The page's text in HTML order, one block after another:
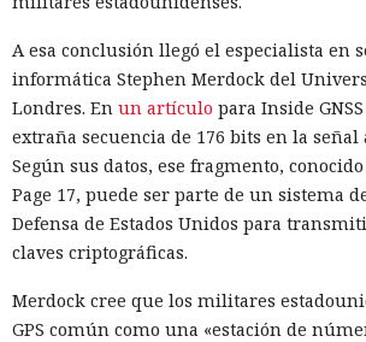
A esa conclusión llegó el especialista en
informática Stephen Merdock del
Londres. En un artículo para Inside
extraña secuencia de 176 bits en la señal
Según sus datos, ese fragmento,
Page 17, puede ser parte de un sistema
Defensa de Estados Unidos para
claves criptográficas.
Merdock cree que los militares
GPS común como una «estación de